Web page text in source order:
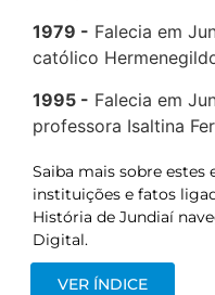
1979
Falecia em
católico
1995
Falecia em
professora Isaltina
Saiba mais sobre estes
instituições e fatos
História de Jundiaí
Digital.
VER ÍNDICE